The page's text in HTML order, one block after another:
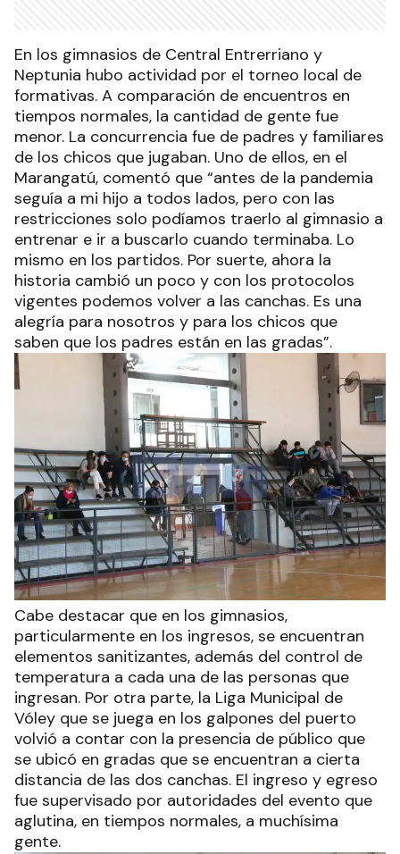
En los gimnasios de Central Entrerriano y
Neptunia hubo actividad por el torneo local de
formativas. A comparación de encuentros en
tiempos normales, la cantidad de gente fue
menor. La concurrencia fue de padres y familiares
de los chicos que jugaban. Uno de ellos, en el
Marangatú, comentó que “antes de la pandemia
seguía a mi hijo a todos lados, pero con las
restricciones solo podíamos traerlo al gimnasio a
entrenar e ir a buscarlo cuando terminaba. Lo
mismo en los partidos. Por suerte, ahora la
historia cambió un poco y con los protocolos
vigentes podemos volver a las canchas. Es una
alegría para nosotros y para los chicos que
saben que los padres están en las gradas”.
Cabe destacar que en los gimnasios,
particularmente en los ingresos, se encuentran
elementos sanitizantes, además del control de
temperatura a cada una de las personas que
ingresan. Por otra parte, la Liga Municipal de
Vóley que se juega en los galpones del puerto
volvió a contar con la presencia de público que
se ubicó en gradas que se encuentran a cierta
distancia de las dos canchas. El ingreso y egreso
fue supervisado por autoridades del evento que
aglutina, en tiempos normales, a muchísima
gente.